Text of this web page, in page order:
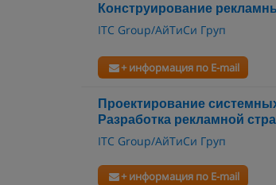
Конструирование
ITC Group/АйТиСи Груп
+ информация по E-mail
Проектирование
Разработка рекламной
ITC Group/АйТиСи Груп
+ информация по E-mail